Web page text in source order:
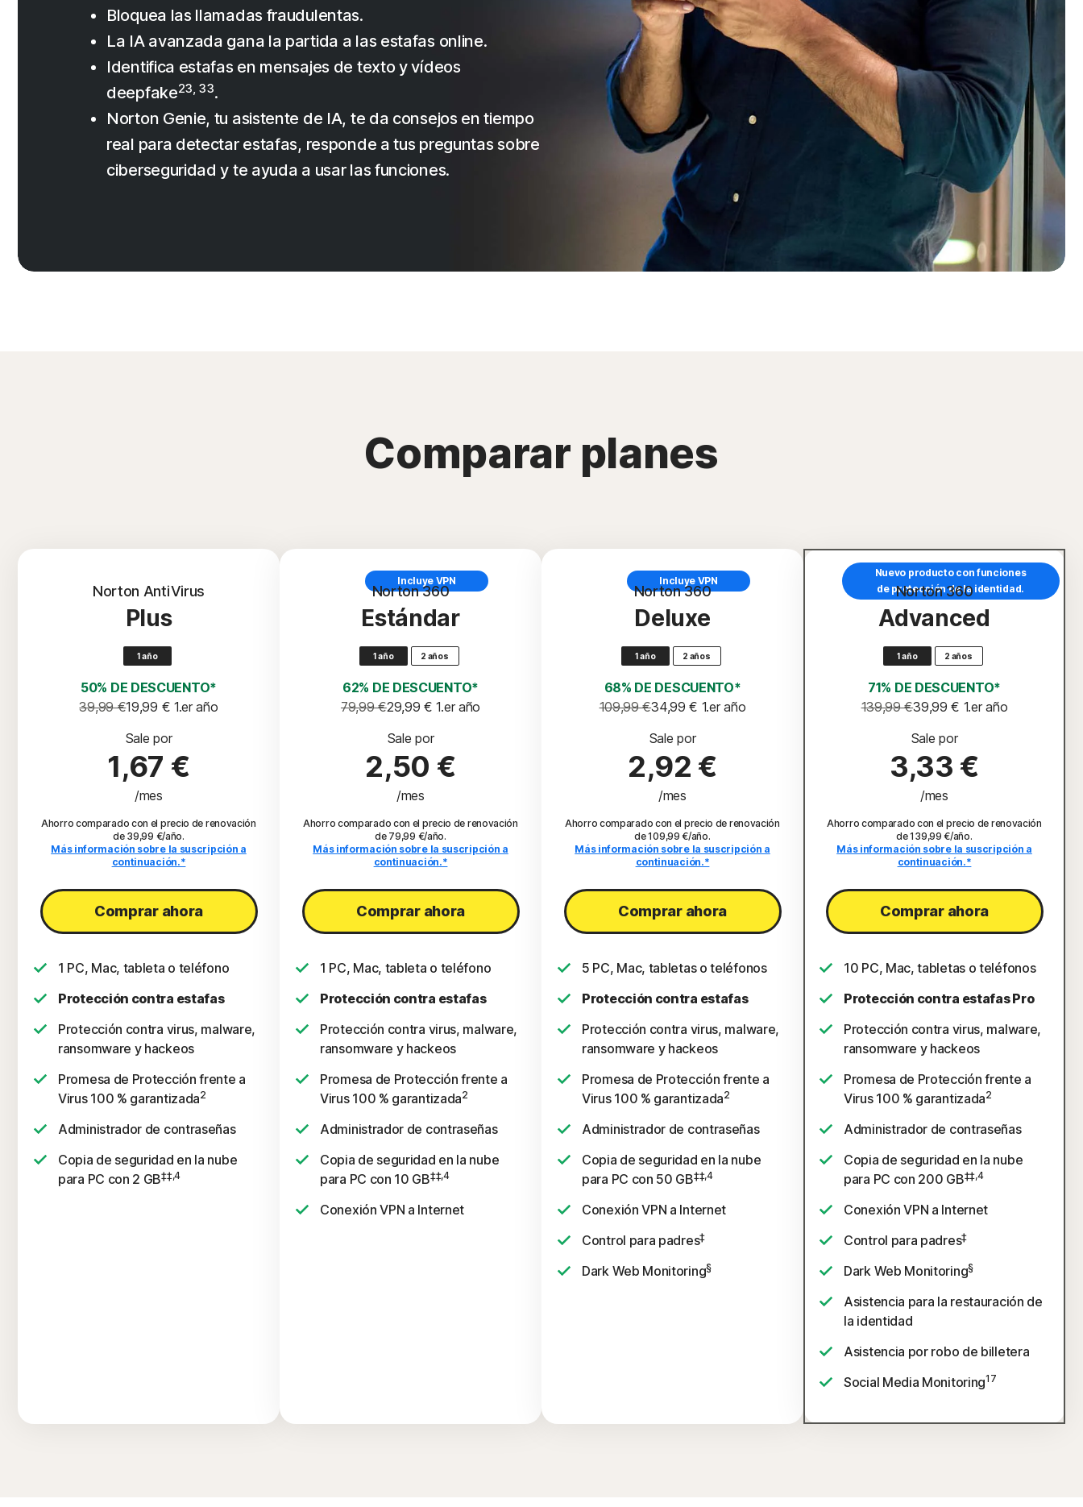
Bloquea las llamadas fraudulentas.
La IA avanzada gana la partida a las estafas online.
Identifica estafas en mensajes de texto y vídeos
deepfake23, 33.
Norton Genie, tu asistente de IA, te da consejos en tiempo
real para detectar estafas, responde a tus preguntas sobre
ciberseguridad y te ayuda a usar las funciones.
Comparar planes
Norton AntiVirus
Plus
1 año
50% DE DESCUENTO*
39,99 €19,99 € 1.er año
Sale por
1,67 €
/mes
Ahorro comparado con el precio de renovación
de 39,99 €/año.
Más información sobre la suscripción a
continuación.*
Comprar ahora
1 PC, Mac, tableta o teléfono
Protección contra estafas
Protección contra virus, malware,
ransomware y hackeos
Promesa de Protección frente a
Virus 100 % garantizada2
Administrador de contraseñas
Copia de seguridad en la nube
para PC con 2 GB‡‡,4
Incluye VPN
Norton 360
Estándar
1 año 2 años
62% DE DESCUENTO*
79,99 €29,99 € 1.er año
Sale por
2,50 €
/mes
Ahorro comparado con el precio de renovación
de 79,99 €/año.
Más información sobre la suscripción a
continuación.*
Comprar ahora
1 PC, Mac, tableta o teléfono
Protección contra estafas
Protección contra virus, malware,
ransomware y hackeos
Promesa de Protección frente a
Virus 100 % garantizada2
Administrador de contraseñas
Copia de seguridad en la nube
para PC con 10 GB‡‡,4
Conexión VPN a Internet
Incluye VPN
Norton 360
Deluxe
1 año 2 años
68% DE DESCUENTO*
109,99 €34,99 € 1.er año
Sale por
2,92 €
/mes
Ahorro comparado con el precio de renovación
de 109,99 €/año.
Más información sobre la suscripción a
continuación.*
Comprar ahora
5 PC, Mac, tabletas o teléfonos
Protección contra estafas
Protección contra virus, malware,
ransomware y hackeos
Promesa de Protección frente a
Virus 100 % garantizada2
Administrador de contraseñas
Copia de seguridad en la nube
para PC con 50 GB‡‡,4
Conexión VPN a Internet
Control para padres‡
Dark Web Monitoring§
Nuevo producto con funciones
de protección de la identidad.
Norton 360
Advanced
1 año 2 años
71% DE DESCUENTO*
139,99 €39,99 € 1.er año
Sale por
3,33 €
/mes
Ahorro comparado con el precio de renovación
de 139,99 €/año.
Más información sobre la suscripción a
continuación.*
Comprar ahora
10 PC, Mac, tabletas o teléfonos
Protección contra estafas Pro
Protección contra virus, malware,
ransomware y hackeos
Promesa de Protección frente a
Virus 100 % garantizada2
Administrador de contraseñas
Copia de seguridad en la nube
para PC con 200 GB‡‡,4
Conexión VPN a Internet
Control para padres‡
Dark Web Monitoring§
Asistencia para la restauración de
la identidad
Asistencia por robo de billetera
Social Media Monitoring17